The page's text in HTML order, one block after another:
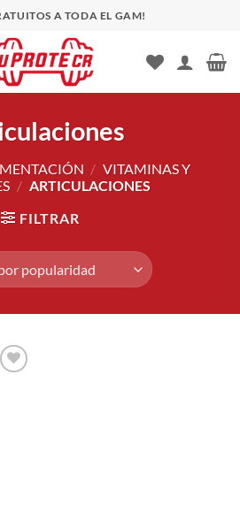
A TODA EL GAM!
/ VITAMINAS Y
/ ARTICULACIONES
FILTRAR